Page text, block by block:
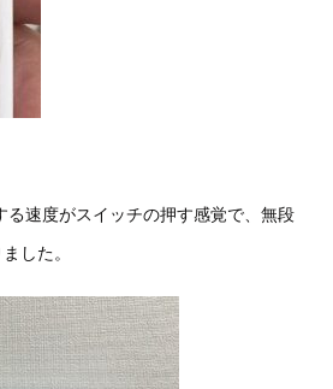
る速度がスイッチの押す感覚で、無段
した。